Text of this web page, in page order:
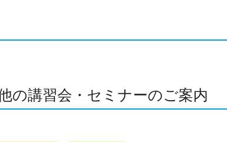
の講習会・セミナーのご案内